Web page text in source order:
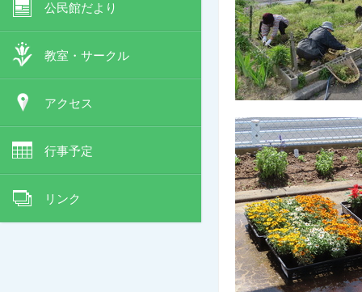
公民館だより
教室・サークル
アクセス
行事予定
リンク